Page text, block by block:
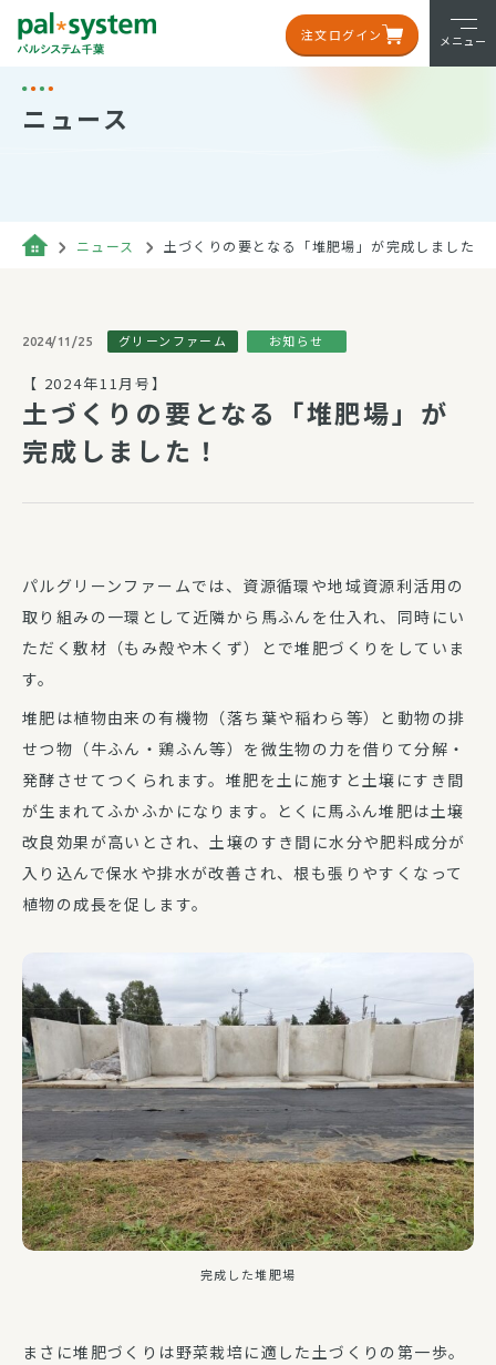
注文ログイン メニュー
ニュース
ニュース 土づくりの要となる「堆肥場」が完成しました！
2024/11/25 グリーンファーム お知らせ
【 2024年11月号】
土づくりの要となる「堆肥場」が
完成しました！
パルグリーンファームでは、資源循環や地域資源利活用の
取り組みの一環として近隣から馬ふんを仕入れ、同時にい
ただく敷材（もみ殻や木くず）とで堆肥づくりをしていま
す。
堆肥は植物由来の有機物（落ち葉や稲わら等）と動物の排
せつ物（牛ふん・鶏ふん等）を微生物の力を借りて分解・
発酵させてつくられます。堆肥を土に施すと土壌にすき間
が生まれてふかふかになります。とくに馬ふん堆肥は土壌
改良効果が高いとされ、土壌のすき間に水分や肥料成分が
入り込んで保水や排水が改善され、根も張りやすくなって
植物の成長を促します。
完成した堆肥場
まさに堆肥づくりは野菜栽培に適した土づくりの第一歩。